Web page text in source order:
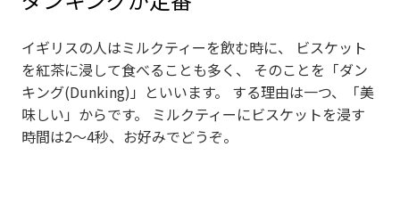
イギリスの人はミルクティーを飲む時に、 ビスケット
を紅茶に浸して食べることも多く、 そのことを「ダン
キング(Dunking)」といいます。 する理由は一つ、「美
味しい」からです。 ミルクティーにビスケットを浸す
時間は2～4秒、お好みでどうぞ。